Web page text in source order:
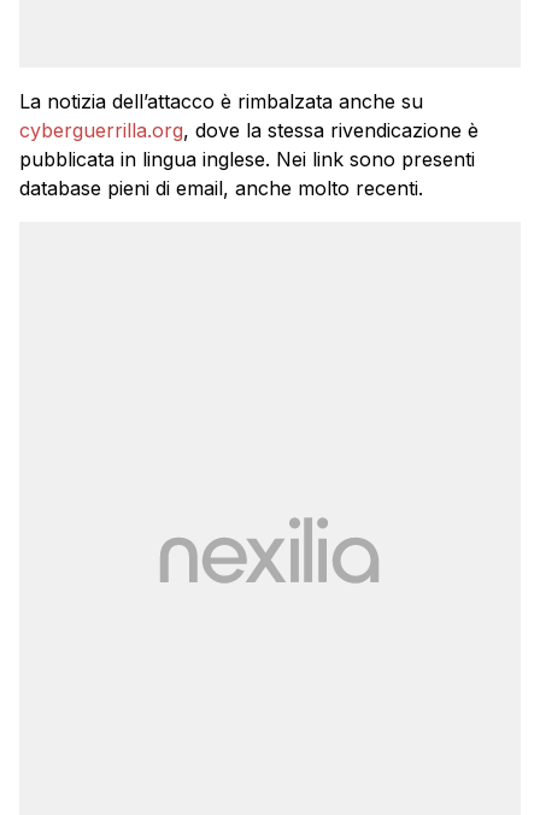
La notizia dell’attacco è rimbalzata anche su
cyberguerrilla.org, dove la stessa rivendicazione è
pubblicata in lingua inglese. Nei link sono presenti
database pieni di email, anche molto recenti.